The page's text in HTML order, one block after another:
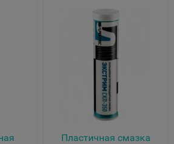
Пластичная смазка